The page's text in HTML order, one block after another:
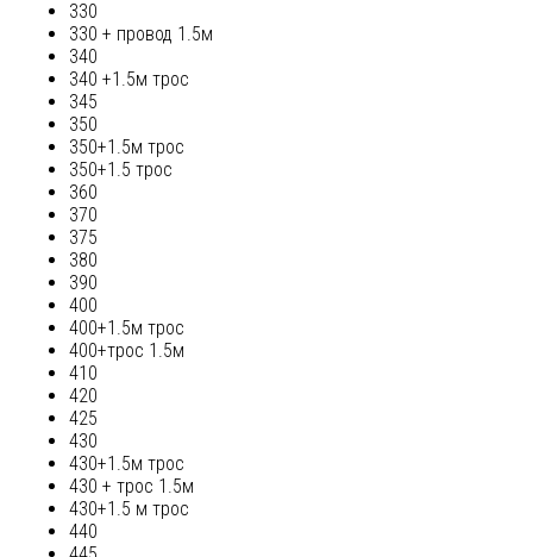
330
330 + провод 1.5м
340
340 +1.5м трос
345
350
350+1.5м трос
350+1.5 трос
360
370
375
380
390
400
400+1.5м трос
400+трос 1.5м
410
420
425
430
430+1.5м трос
430 + трос 1.5м
430+1.5 м трос
440